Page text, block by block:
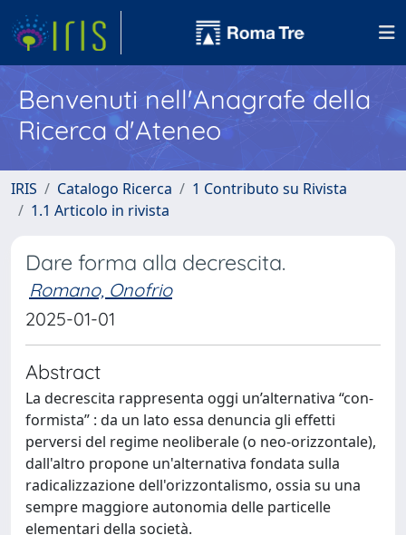
Benvenuti nell'Anagrafe della
Ricerca d'Ateneo
IRIS Catalogo Ricerca
1 Contributo su Rivista
1.1 Articolo in rivista
Dare forma alla decrescita.
Romano, Onofrio
2025-01-01
Abstract
La decrescita rappresenta oggi un’alternativa “con-
formista” : da un lato essa denuncia gli effetti
perversi del regime neoliberale (o neo-orizzontale),
dall'altro propone un'alternativa fondata sulla
radicalizzazione dell'orizzontalismo, ossia su una
sempre maggiore autonomia delle particelle
elementari della società.